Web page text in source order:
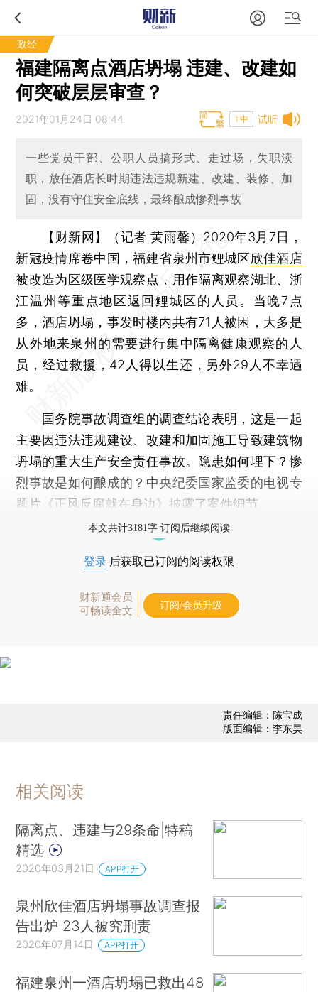
政经
福建隔离点酒店坍塌 违建、改建如
何突破层层审查？
试听
2021年01月24日 08:44 T中
一些党员干部、公职人员搞形式、走过场，失职渎
职，放任酒店长时期违法违规新建、改建、装修、加
固，没有守住安全底线，最终酿成惨烈事故
【财新网】（记者 黄雨馨） 2020年3月7日，
新冠疫情席卷中国，福建省泉州市鲤城区欣佳酒店
被改造为区级医学观察点，用作隔离观察湖北、浙
江温州等重点地区返回鲤城区的人员。当晚7点
多，酒店坍塌，事发时楼内共有71人被困，大多是
从外地来泉州的需要进行集中隔离健康观察的人
员，经过救援，42人得以生还，另外29人不幸遇
难。
国务院事故调查组的调查结论表明，这是一起
主要因违法违规建设、改建和加固施工导致建筑物
坍塌的重大生产安全责任事故。隐患如何埋下？惨
烈事故是如何酿成的？中央纪委国家监委的电视专
题片《正风反腐就在身边》披露了案件细节。
本文共计3181字 订阅后继续阅读
登录 后获取已订阅的阅读权限
财新通会员
可畅读全文
订阅/会员升级
责任编辑：陈宝成
版面编辑：李东昊
相关阅读
隔离点、违建与29条命|特稿
精选
2020年03月21日 APP打开
泉州欣佳酒店坍塌事故调查报
告出炉 23人被究刑责
2020年07月14日 APP打开
福建泉州一酒店坍塌已救出48